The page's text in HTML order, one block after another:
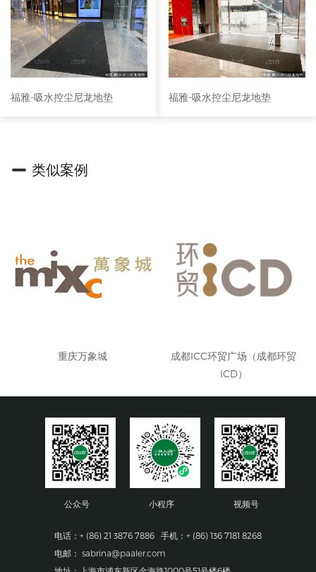
福雅-吸水控尘尼龙地垫 福雅-吸水控尘尼龙地垫
类似案例
重庆万象城
成都ICC环贸广场（成都环贸
ICD）
电话：+ (86) 21 3876 7886 手机：+ (86) 136 7181 8268
电邮： sabrina@paaler.com
公众号 小程序 视频号